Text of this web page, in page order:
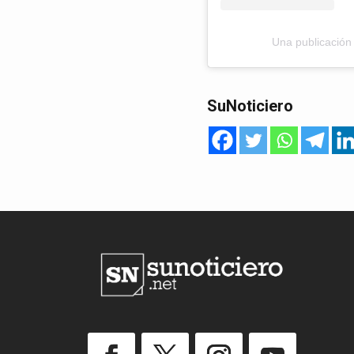
Una
SuNoticiero